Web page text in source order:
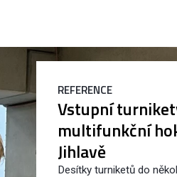
REFERENCE
Vstupní
multifunkční
Jihlavě
Desítky turniketů do